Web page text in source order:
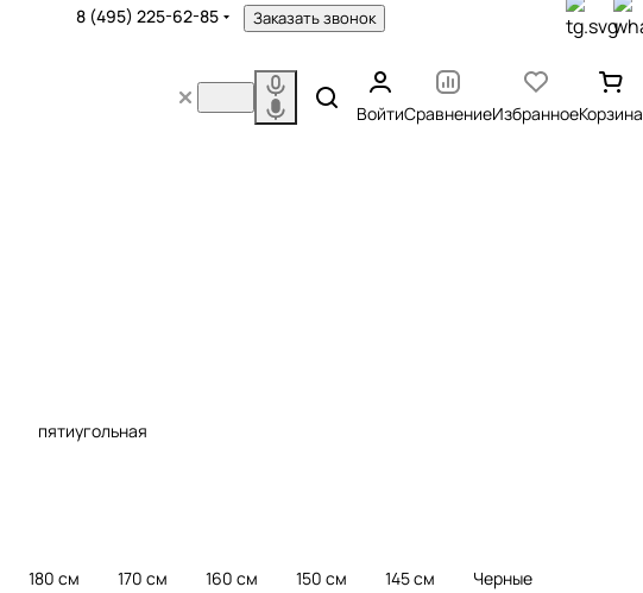
8 (495) 225-62-85 Заказать звонок
ВойтиСравнениеИзбранноеКорзина
пятиугольная
180 см 170 см 160 см 150 см 145 см
Черные